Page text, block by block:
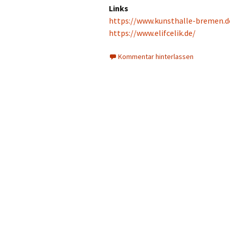
Links
https://www.kunsthalle-
https://www.elifcelik.de/
Kommentar hinterlassen